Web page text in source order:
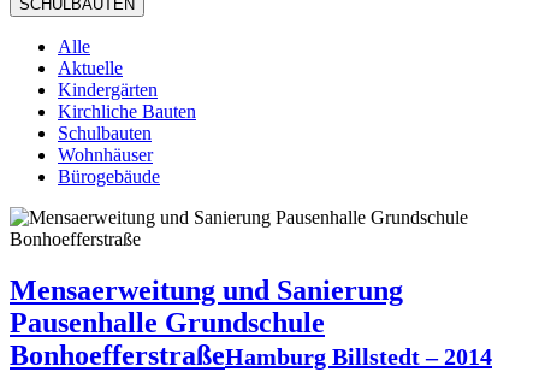
SCHULBAUTEN
Alle
Aktuelle
Kindergärten
Kirchliche Bauten
Schulbauten
Wohnhäuser
Bürogebäude
Mensaerweitung und Sanierung
Pausenhalle Grundschule
BonhoefferstraßeHamburg Billstedt – 2014